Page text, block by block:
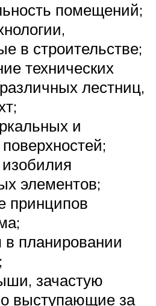
помещений;
в строительстве;
технических
лестниц,
и
элементов;
принципов
в планировании
зачастую
выступающие за